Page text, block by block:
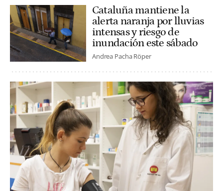
Cataluña mantiene la
alerta naranja por lluvias
intensas y riesgo de
inundación este sábado
Andrea Pacha Röper